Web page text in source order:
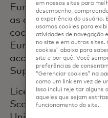
Euronext incluíam a
as questões legais e
coordenação das
Euronext College of
aconselhamento
Supervisory Boards.
Licenciou-se na
Sceaux em Direito
em nossos sites para
desempenho,
a experiência do usuário.
usamos cookies para
atividades de navegação
no site e em outros sites.
cookies” abaixo para
site e por quê. Você
preferências de
“Gerenciar cookies” na
como um link em vez de
Isso inclui rejeitar alguns
aqueles que sejam
funcionamento do site.